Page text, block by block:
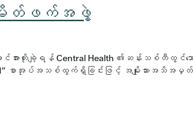
မိတ်ဖက်အဖွဲ့
င်အားတိုးချဲ့ရန် Central Health ၏ဆန်းသစ်တီထွင်သ
II” စာအုပ်အသစ်ထွက်ရှိခြင်းဖြင့် အမျိုးသားအသိ